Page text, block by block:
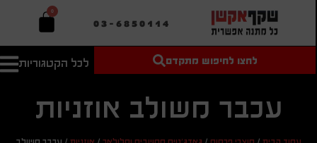
03-6850114
0
לכל הקטגוריות
טקסט חופשי
מחיר מיני'
אישית
לחצו לחיפוש מתקדם
עכבר משולב אוזניות